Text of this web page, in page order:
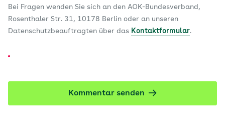
Bei Fragen wenden Sie sich an den AOK-Bundesverband,
Rosenthaler Str. 31, 10178 Berlin oder an unseren
Datenschutzbeauftragten über das Kontaktformular.
Kommentar senden